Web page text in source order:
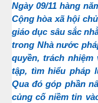
Ngày 09/11 hàng
Cộng hòa xã hội
giáo dục sâu sắcnh
trong Nhà nước
quyền, trách nhiệm
tập, tìm hiểu pháp
Qua đó góp phần
củng cố niềm tin và